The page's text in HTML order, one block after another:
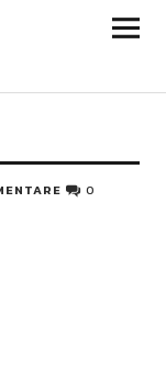
0